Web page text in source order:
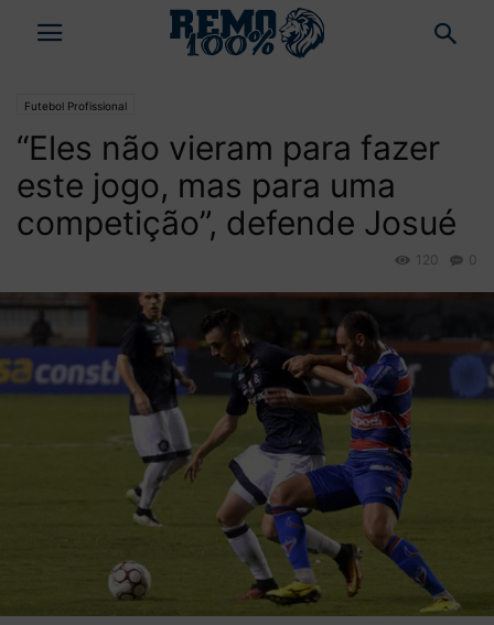
Futebol Profissional
“Eles não vieram para fazer
este jogo, mas para uma
competição”, defende Josué
0
120